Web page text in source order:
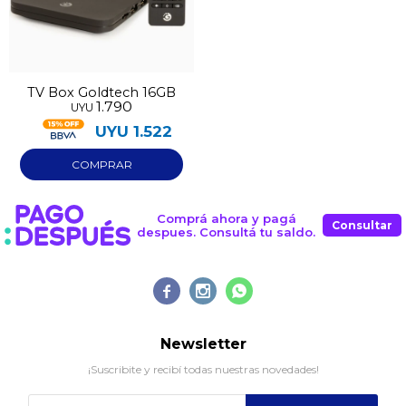
TV Box Goldtech 16GB
UYU 1.790
UYU 1.522
Comprá ahora y pagá
despues. Consultá tu saldo.
Consultar
  
Newsletter
¡Suscribite y recibí todas nuestras novedades!